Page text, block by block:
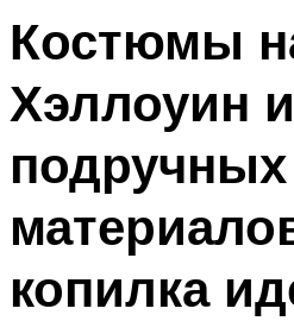
Праздничный
Меню
Костюмы
Хэллоуин
подручных
копилка